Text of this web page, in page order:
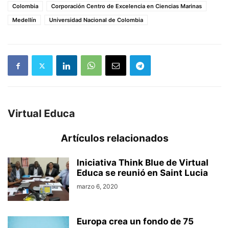
Colombia
Corporación Centro de Excelencia en Ciencias Marinas
Medellín
Universidad Nacional de Colombia
Virtual Educa
Artículos relacionados
Iniciativa Think Blue de Virtual
Educa se reunió en Saint Lucia
marzo 6, 2020
Europa crea un fondo de 75